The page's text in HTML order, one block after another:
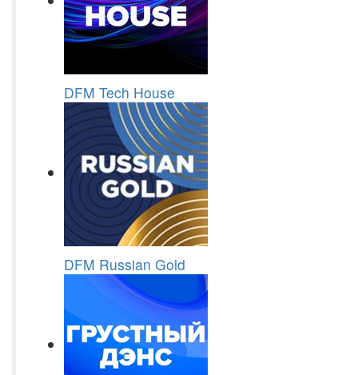
DFM Tech House
DFM Russian Gold